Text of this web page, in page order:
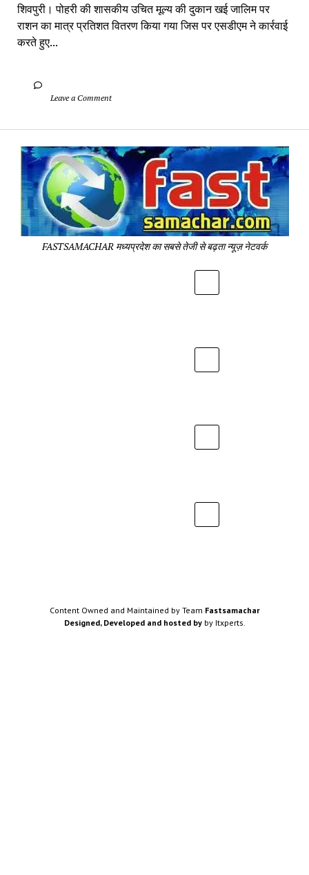
शिवपुरी। पोहरी की शासकीय उचित मूल्य की दुकान खई जालिम पर
राशन का मात्र प्रतिशत वितरण किया गया जिस पर एसडीएम ने कार्रवाई
करते हुए...
		Leave a Comment
-
FASTSAMACHAR मध्यप्रदेश का सबसे तेजी से बढ़ता न्यूज़ नेटवर्क
Content Owned and Maintained by Team Fastsamachar
Designed, Developed and hosted byby Itxperts.